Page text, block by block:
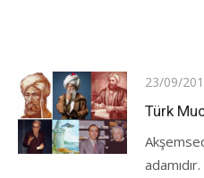
Posted
on
23/09/
Türk